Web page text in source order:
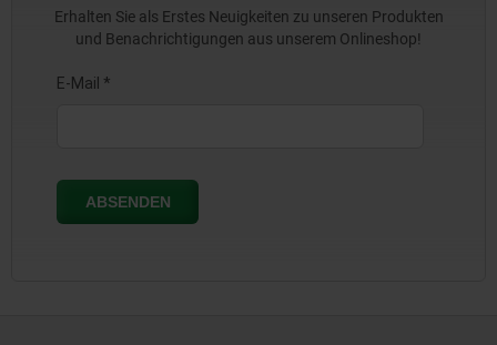
Erhalten Sie als Erstes Neuigkeiten zu unseren Produkten
und Benachrichtigungen aus unserem Onlineshop!